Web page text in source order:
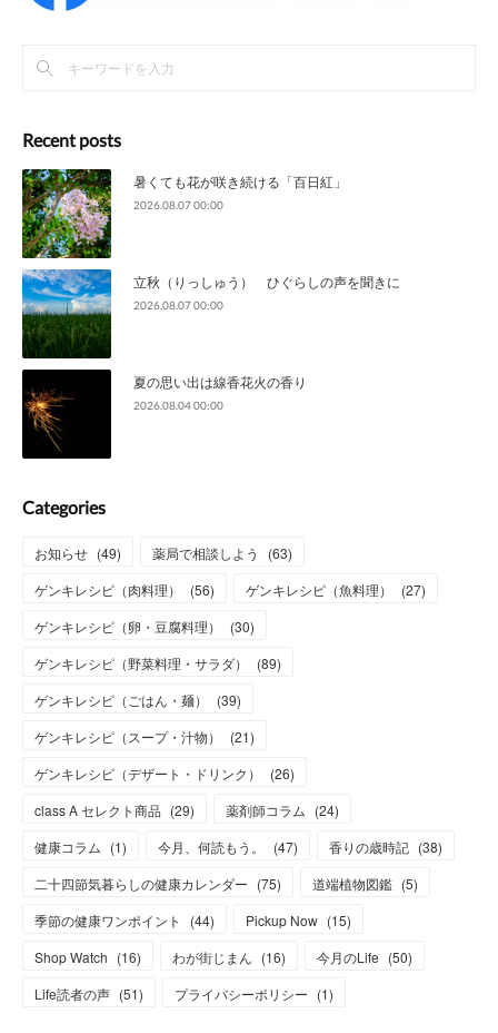
Recent posts
暑くても花が咲き続ける「百日紅」
2026.08.07 00:00
立秋（りっしゅう） ひぐらしの声を聞きに
2026.08.07 00:00
夏の思い出は線香花火の香り
2026.08.04 00:00
Categories
お知らせ (49) 薬局で相談しよう (63)
ゲンキレシピ（肉料理）
(56) ゲンキレシピ（魚料理） (27)
ゲンキレシピ（卵・豆腐料理）
(30)
ゲンキレシピ（野菜料理・サラダ）
(89)
ゲンキレシピ（ごはん・麺）
(39)
ゲンキレシピ（スープ・汁物）
(21)
ゲンキレシピ（デザート・ドリンク）
(26)
class A セレクト商品 (29) 薬剤師コラム (24)
健康コラム (1) 今月、何読もう。 (47) 香りの歳時記 (38)
二十四節気暮らしの健康カレンダー (75) 道端植物図鑑 (5)
季節の健康ワンポイント
(44) Pickup Now (15)
Shop Watch (16) わが街じまん (16) 今月のLife (50)
Life読者の声 (51) プライバシーポリシー (1)